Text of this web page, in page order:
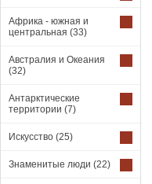
Африка - южная и
центральная (33)
Австралия и Океания
(32)
Антарктические
территории (7)
Искусство (25)
Знаменитые люди (22)